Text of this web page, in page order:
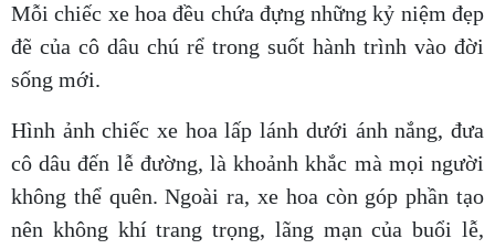
Mỗi chiếc xe hoa đều chứa đựng những kỷ niệm đẹp
đẽ của cô dâu chú rể trong suốt hành trình vào đời
sống mới.
Hình ảnh chiếc xe hoa lấp lánh dưới ánh nắng, đưa
cô dâu đến lễ đường, là khoảnh khắc mà mọi người
không thể quên. Ngoài ra, xe hoa còn góp phần tạo
nên không khí trang trọng, lãng mạn của buổi lễ,